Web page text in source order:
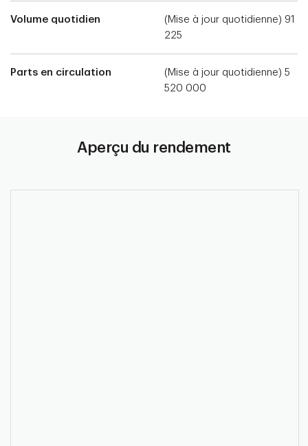
Volume quotidien
(Mise à jour quotidienne) 91
225
Parts en circulation
(Mise à jour quotidienne) 5
520 000
Aperçu du rendement